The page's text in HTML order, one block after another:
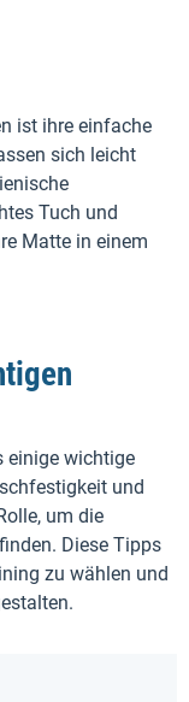
ist ihre einfache
sich leicht
Tuch und
Matte in einem
einige wichtige
und
um die
Diese Tipps
zu wählen und